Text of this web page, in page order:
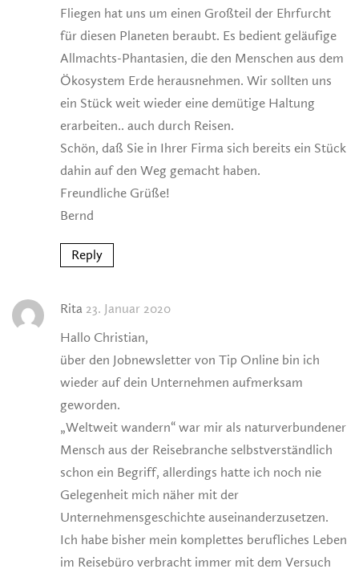
Fliegen hat uns um einen Großteil der Ehrfurcht
für diesen Planeten beraubt. Es bedient geläufige
Allmachts-Phantasien, die den Menschen aus dem
Ökosystem Erde herausnehmen. Wir sollten uns
ein Stück weit wieder eine demütige Haltung
erarbeiten.. auch durch Reisen.
Schön, daß Sie in Ihrer Firma sich bereits ein Stück
dahin auf den Weg gemacht haben.
Freundliche Grüße!
Bernd
Reply
Rita 23. Januar 2020
Hallo Christian,
über den Jobnewsletter von Tip Online bin ich
wieder auf dein Unternehmen aufmerksam
geworden.
„Weltweit wandern“ war mir als naturverbundener
Mensch aus der Reisebranche selbstverständlich
schon ein Begriff, allerdings hatte ich noch nie
Gelegenheit mich näher mit der
Unternehmensgeschichte auseinanderzusetzen.
Ich habe bisher mein komplettes berufliches Leben
im Reisebüro verbracht immer mit dem Versuch